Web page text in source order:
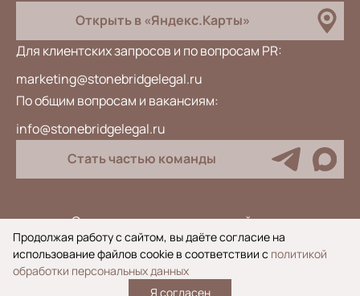
Открыть в «Яндекс.Карты»
Для клиентских запросов и по вопросам PR:
marketing@stonebridgelegal.ru
По общим вопросам и вакансиям:
info@stonebridgelegal.ru
Стать частью команды
Специальная оценка условий труда
Антикоррупционная политика
Политика обработки персональных данных
Продолжая работу с сайтом, вы даёте согласие на
использование файлов cookie в соответствии с политикой
обработки персональных данных
Я согласен